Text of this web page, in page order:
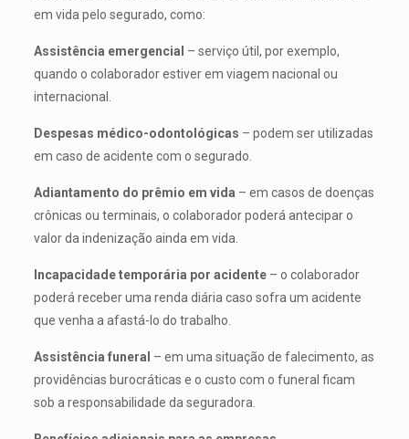
em vida pelo segurado, como:
Assistência emergencial – serviço útil, por exemplo,
quando o colaborador estiver em viagem nacional ou
internacional.
Despesas médico-odontológicas – podem ser utilizadas
em caso de acidente com o segurado.
Adiantamento do prêmio em vida – em casos de doenças
crônicas ou terminais, o colaborador poderá antecipar o
valor da indenização ainda em vida.
Incapacidade temporária por acidente – o colaborador
poderá receber uma renda diária caso sofra um acidente
que venha a afastá-lo do trabalho.
Assistência funeral – em uma situação de falecimento, as
providências burocráticas e o custo com o funeral ficam
sob a responsabilidade da seguradora.